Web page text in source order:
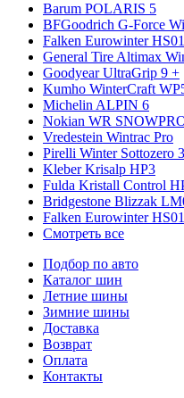
Barum POLARIS 5
BFGoodrich G-Force
Falken Eurowinter HS01
General Tire Altimax
Goodyear UltraGrip 9 +
Kumho WinterCraft
Michelin ALPIN 6
Nokian WR
Vredestein Wintrac Pro
Pirelli Winter Sottozero 3
Kleber Krisalp HP3
Fulda Kristall Control
Bridgestone Blizzak
Falken Eurowinter HS01
Смотреть все
Подбор по авто
Каталог шин
Летние шины
Зимние шины
Доставка
Возврат
Оплата
Контакты